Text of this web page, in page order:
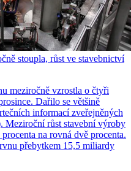
stoupla, růst ve stavebnictví
meziročně vzrostla o čtyři
Dařilo se většině
informací zveřejněných
Meziroční růst stavební výroby
na rovná dvě procenta.
přebytkem 15,5 miliardy